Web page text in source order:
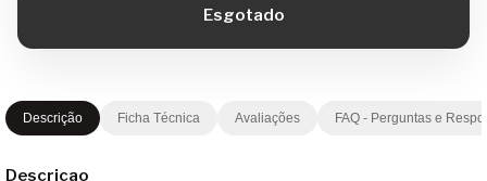
Descrição Ficha Técnica Avaliações FAQ - Perguntas e
Descricao